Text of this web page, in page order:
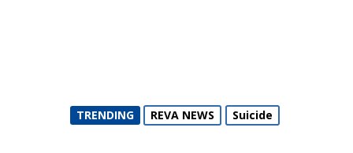
TRENDING REVA NEWS Suicide